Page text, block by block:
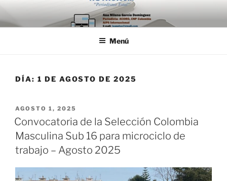
Saltar
al
contenido
Menú
DÍA: 1 DE AGOSTO DE 2025
PUBLICADO
EL
AGOSTO 1, 2025
Convocatoria de la Selección Colombia
Masculina Sub 16 para microciclo de
trabajo – Agosto 2025